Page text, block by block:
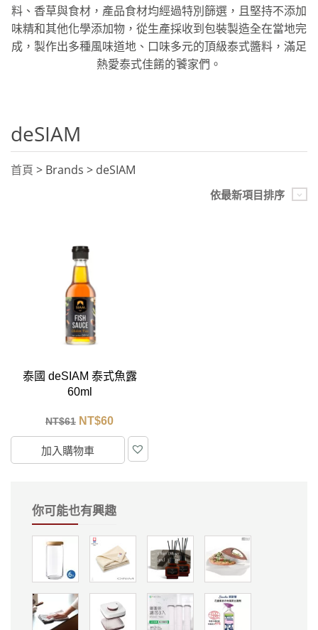
料、香草與食材，產品食材均經過特別篩選，且堅持不添加
味精和其他化學添加物，從生產採收到包裝製造全在當地完
成，製作出多種風味道地、口味多元的頂級泰式醬料，滿足
熱愛泰式佳餚的饕家們。
首頁 > Brands > deSIAM
deSIAM
依最新項目排序
泰國 deSIAM 泰式魚露
60ml
NT$61 NT$60
加入購物車
你可能也有興趣